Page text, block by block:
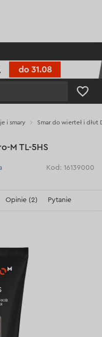
i smary Smar do wierteł i dłut
M TL-5HS
Kod: 16139000
Opinie (2) Pytanie